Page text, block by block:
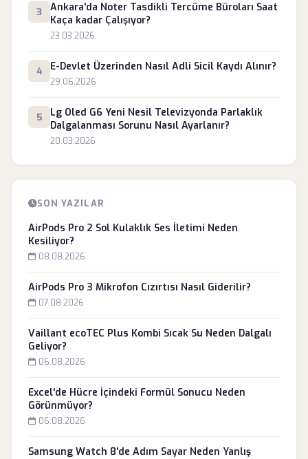
3
Ankara'da Noter Tasdikli Tercüme Büroları Saat
Kaça kadar Çalışıyor?
23.03.2026
4 E-Devlet Üzerinden Nasıl Adli Sicil Kaydı Alınır?
29.06.2026
5
Lg Oled G6 Yeni Nesil Televizyonda Parlaklık
Dalgalanması Sorunu Nasıl Ayarlanır?
20.03.2026
SON YAZILAR
AirPods Pro 2 Sol Kulaklık Ses İletimi Neden
Kesiliyor?
08.08.2026
AirPods Pro 3 Mikrofon Cızırtısı Nasıl Giderilir?
07.08.2026
Vaillant ecoTEC Plus Kombi Sıcak Su Neden Dalgalı
Geliyor?
06.08.2026
Excel'de Hücre İçindeki Formül Sonucu Neden
Görünmüyor?
06.08.2026
Samsung Watch 8'de Adım Sayar Neden Yanlış